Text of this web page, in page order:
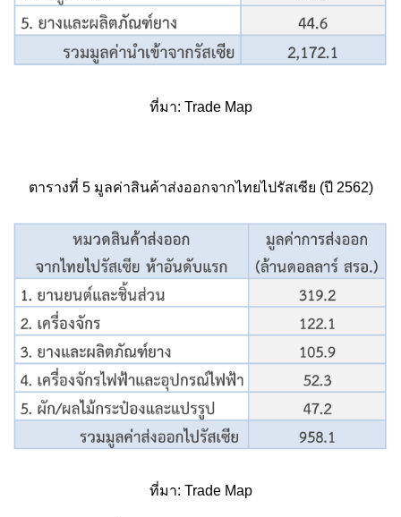
ที่มา: Trade Map
ตารางที่ 5 มูลค่าสินค้าส่งออกจากไทยไปรัสเซีย (ปี 2562)
ที่มา: Trade Map